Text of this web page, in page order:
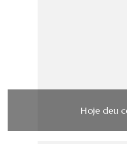
Hoje deu